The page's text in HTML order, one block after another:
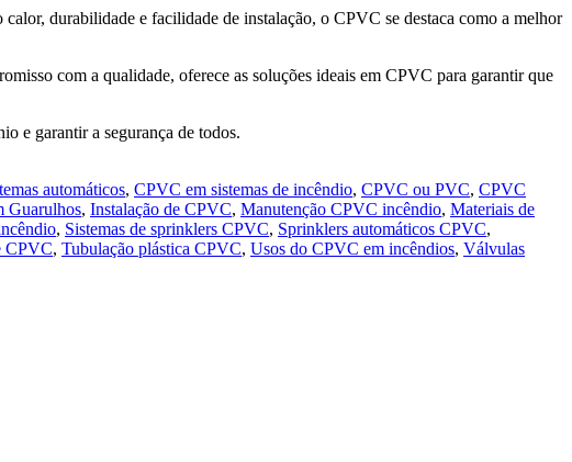
durabilidade e facilidade de instalação, o CPVC se destaca como a melhor
com a qualidade, oferece as soluções ideais em CPVC para garantir que
e garantir a segurança de todos.
automáticos, CPVC em sistemas de incêndio, CPVC ou PVC, CPVC
Guarulhos, Instalação de CPVC, Manutenção CPVC incêndio, Materiais de
, Sistemas de sprinklers CPVC, Sprinklers automáticos CPVC,
CPVC, Tubulação plástica CPVC, Usos do CPVC em incêndios, Válvulas